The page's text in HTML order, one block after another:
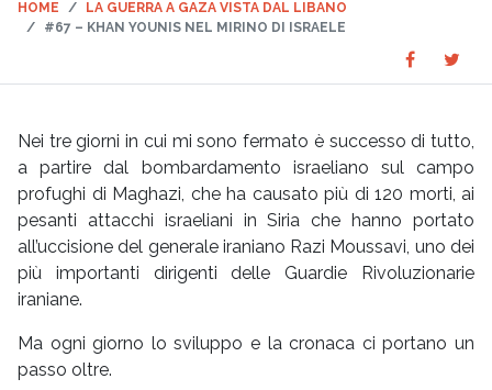
HOME
LA GUERRA A GAZA VISTA DAL LIBANO
#67 – KHAN YOUNIS NEL MIRINO DI ISRAELE
Share
on
on
Nei tre giorni in cui mi sono fermato è successo di tutto,
a partire dal bombardamento israeliano sul campo
profughi di Maghazi, che ha causato più di 120 morti, ai
pesanti attacchi israeliani in Siria che hanno portato
all’uccisione del generale iraniano Razi Moussavi, uno dei
più importanti dirigenti delle Guardie Rivoluzionarie
iraniane.
Ma ogni giorno lo sviluppo e la cronaca ci portano un
passo oltre.